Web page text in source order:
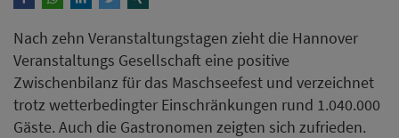
Nach zehn Veranstaltungstagen zieht die Hannover
Veranstaltungs Gesellschaft eine positive
Zwischenbilanz für das Maschseefest und verzeichnet
trotz wetterbedingter Einschränkungen rund 1.040.000
Gäste. Auch die Gastronomen zeigten sich zufrieden.